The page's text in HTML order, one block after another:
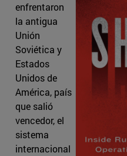
enfrentaron
la antigua
Unión
Soviética y
Estados
Unidos de
América, país
que salió
vencedor, el
sistema
internacional